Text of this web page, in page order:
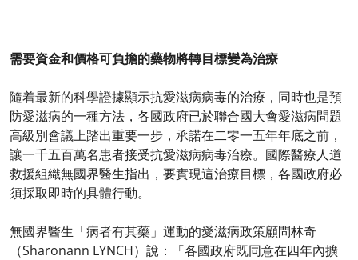
需要資金和價格可負擔的藥物將轉目標變為治療
隨着最新的科學證據顯示抗愛滋病病毒的治療，同時也是預
防愛滋病的一種方法，各國政府已於聯合國大會愛滋病問題
高級別會議上踏出重要一步，承諾在二零一五年年底之前，
讓一千五百萬名患者接受抗愛滋病病毒治療。國際醫療人道
救援組織無國界醫生指出，要實現這治療目標，各國政府必
須採取即時的具體行動。
無國界醫生「病者有其藥」運動的愛滋病政策顧問林奇
（Sharonann LYNCH）說：「各國政府既同意在四年內擴